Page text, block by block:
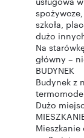
szkoła,
dużo
Na
główny –
BUDYNEK
Budynek z
Dużo